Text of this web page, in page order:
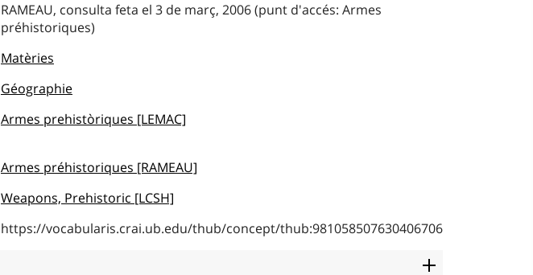
RAMEAU, consulta feta el 3 de març, 2006 (punt d'accés: Armes
préhistoriques)
Matèries
Géographie
Armes prehistòriques [LEMAC]
Armes préhistoriques [RAMEAU]
Weapons, Prehistoric [LCSH]
https://vocabularis.crai.ub.edu/thub/concept/thub:981058507630406706